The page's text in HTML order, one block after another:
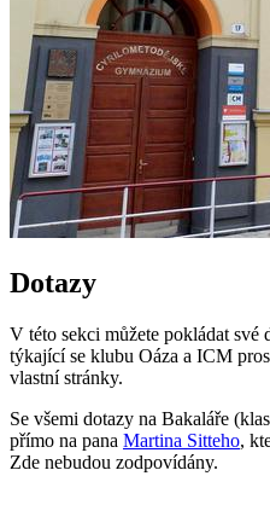
Dotazy
V této sekci můžete pokládat
týkající se klubu Oáza a ICM
vlastní stránky.
Se všemi dotazy na Bakaláře
přímo na pana Martina Sitteho,
Zde nebudou zodpovídány.